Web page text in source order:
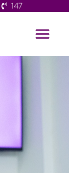
147